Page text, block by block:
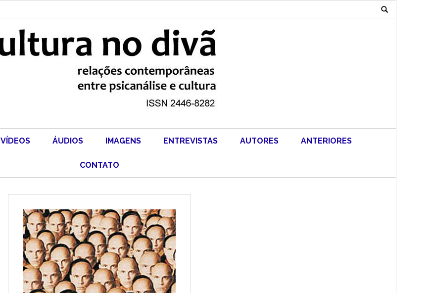
Search
for:
VÍDEOS ÁUDIOS IMAGENS ENTREVISTAS AUTORES ANTERIORES
CONTATO